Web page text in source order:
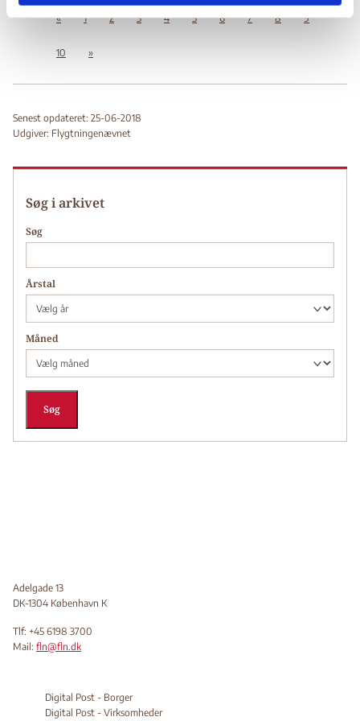
« 1 2 3 4 5 6 7 8 9
10 »
Senest opdateret: 25-06-2018
Udgiver: Flygtningenævnet
Søg i arkivet
Søg
Årstal
Måned
Søg
Adelgade 13
DK-1304 København K
Tlf: +45 6198 3700
Mail: fln@fln.dk
Digital Post - Borger
Digital Post - Virksomheder